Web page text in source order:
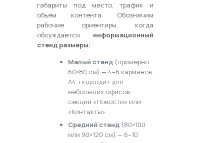
габариты под место, трафик и
объём контента. Обозначим
рабочие ориентиры, когда
обсуждается информационный
стенд размеры:
Малый стенд (примерно
60×80 см) — 4–6 карманов
А4, подходит для
небольших офисов,
секций «Новости» или
«Контакты».
Средний стенд (80×100
или 90×120 см) — 6–10